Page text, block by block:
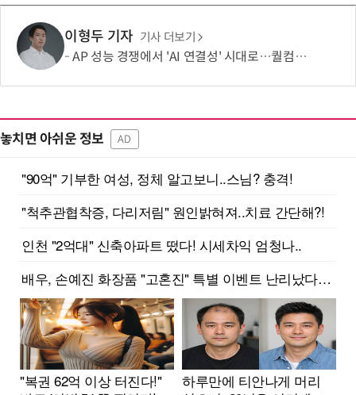
이형두 기자 기사 더보기
AP 성능 경쟁에서 'AI 연결성' 시대로…퀄컴 영역 확장 본격화
놓치면 아쉬운 정보 AD